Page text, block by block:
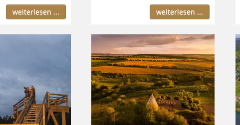
weiterlesen ... weiterlesen ...